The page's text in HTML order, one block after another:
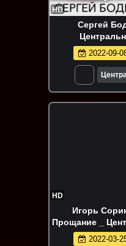
HD
Сергей
2022-09-
HD
Игорь
Прощание _
2022-03-